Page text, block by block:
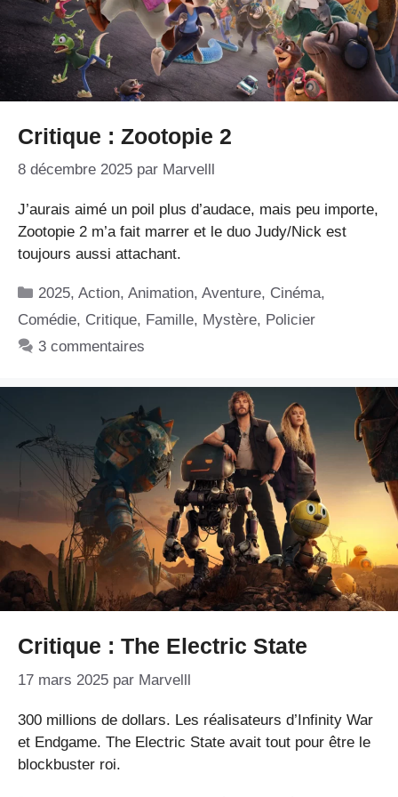
Critique : Zootopie 2
8 décembre 2025 par Marvelll
J’aurais aimé un poil plus d’audace, mais peu importe,
Zootopie 2 m’a fait marrer et le duo Judy/Nick est
toujours aussi attachant.
Catégories
2025,Action,Animation,Aventure, Cinéma,
Comédie, Critique, Famille, Mystère, Policier
3 commentaires
Critique : The Electric State
17 mars 2025 par Marvelll
300 millions de dollars. Les réalisateurs d’Infinity War
et Endgame. The Electric State avait tout pour être le
blockbuster roi.